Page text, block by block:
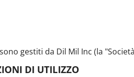
gestiti da Dil Mil Inc (la
DI UTILIZZO